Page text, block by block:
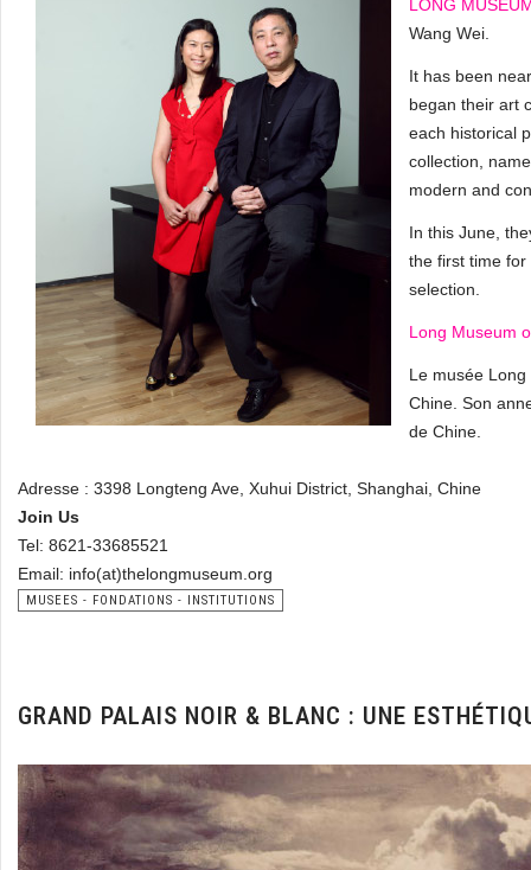
LONG
Wang Wei.
It has been
began their art
each historical
collection,
modern and
In this June,
the first time
selection.
Long Museum
Le musée
Chine. Son
de Chine.
Adresse : 3398 Longteng Ave, Xuhui District, Shanghai, Chine
Join Us
Tel: 8621-33685521
Email: info(at)thelongmuseum.org
MUSEES - FONDATIONS - INSTITUTIONS
GRAND PALAIS NOIR & BLANC : UNE